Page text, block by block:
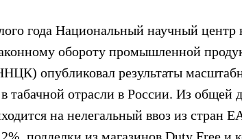
года Национальный научный центр
обороту промышленной
опубликовал результаты
в табачной отрасли в России. Из
на нелегальный ввоз из стран